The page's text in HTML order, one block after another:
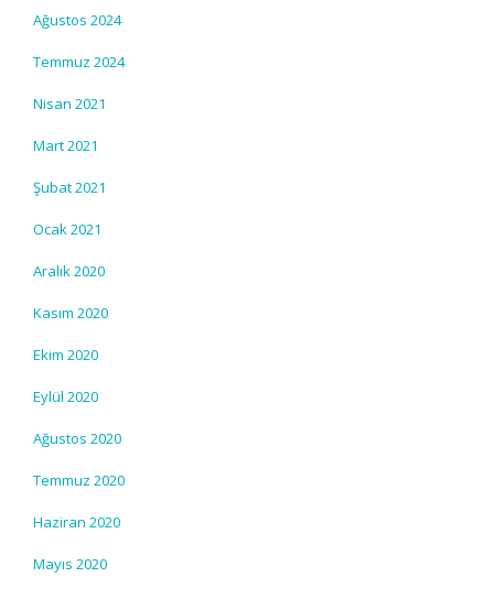
Ağustos 2024
Temmuz 2024
Nisan 2021
Mart 2021
Şubat 2021
Ocak 2021
Aralık 2020
Kasım 2020
Ekim 2020
Eylül 2020
Ağustos 2020
Temmuz 2020
Haziran 2020
Mayıs 2020